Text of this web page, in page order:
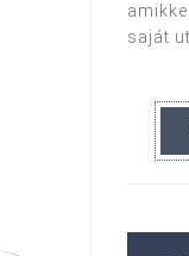
saját